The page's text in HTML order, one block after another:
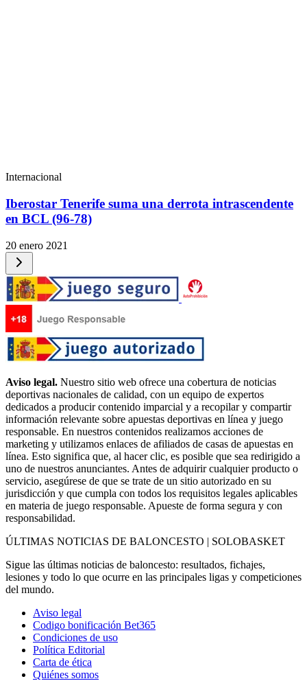
Internacional
Iberostar Tenerife suma una derrota intrascendente
en BCL (96-78)
20 enero 2021
Aviso legal. Nuestro sitio web ofrece una cobertura de noticias
deportivas nacionales de calidad, con un equipo de expertos
dedicados a producir contenido imparcial y a recopilar y compartir
información relevante sobre apuestas deportivas en línea y juego
responsable. En nuestros contenidos realizamos acciones de
marketing y utilizamos enlaces de afiliados de casas de apuestas en
línea. Esto significa que, al hacer clic, es posible que sea redirigido a
uno de nuestros anunciantes. Antes de adquirir cualquier producto o
servicio, asegúrese de que se trate de un sitio autorizado en su
jurisdicción y que cumpla con todos los requisitos legales aplicables
en materia de juego responsable. Apueste de forma segura y con
responsabilidad.
ÚLTIMAS NOTICIAS DE BALONCESTO | SOLOBASKET
Sigue las últimas noticias de baloncesto: resultados, fichajes,
lesiones y todo lo que ocurre en las principales ligas y competiciones
del mundo.
Aviso legal
Codigo bonificación Bet365
Condiciones de uso
Política Editorial
Carta de ética
Quiénes somos